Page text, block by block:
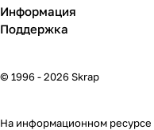
Информация
Поддержка
© 1996 - 2026 Skrap
На информационном